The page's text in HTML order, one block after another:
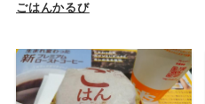
ごはんかるび